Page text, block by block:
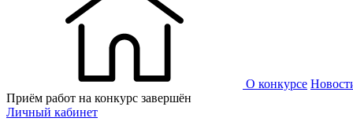
О конкурсе
Приём работ на конкурс завершён
Личный кабинет